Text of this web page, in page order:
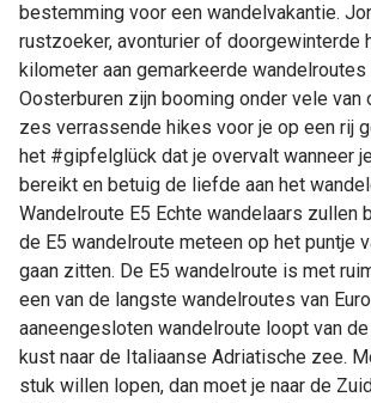
bestemming voor een wandelvakantie.
rustzoeker, avonturier of doorgewinterde
kilometer aan gemarkeerde
Oosterburen zijn booming onder vele van
zes verrassende hikes voor je op een rij
het #gipfelglück dat je overvalt wanneer
bereikt en betuig de liefde aan het
Wandelroute E5 Echte wandelaars zullen
de E5 wandelroute meteen op het puntje
gaan zitten. De E5 wandelroute is met
een van de langste wandelroutes van
aaneengesloten wandelroute loopt van
kust naar de Italiaanse Adriatische zee.
stuk willen lopen, dan moet je naar de